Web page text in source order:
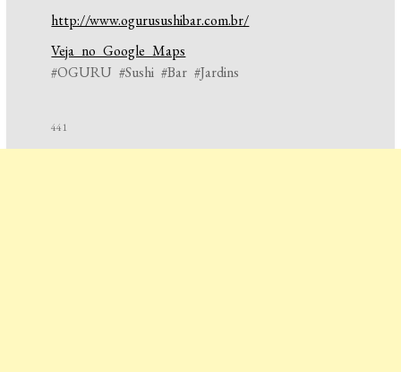
http://www.ogurusushibar.com.br/
Veja no Google Maps
#OGURU #Sushi #Bar #Jardins
441